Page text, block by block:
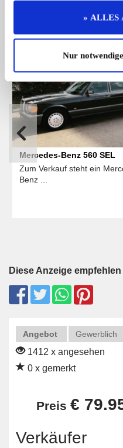
» ALLES
Nur
Mercedes-Benz 560 SEL
Zum Verkauf steht ein
Benz ...
Diese Anzeige empfehlen
Angebot Gewerblich
1412 x angesehen
0 x gemerkt
Preis €
Verkäufer